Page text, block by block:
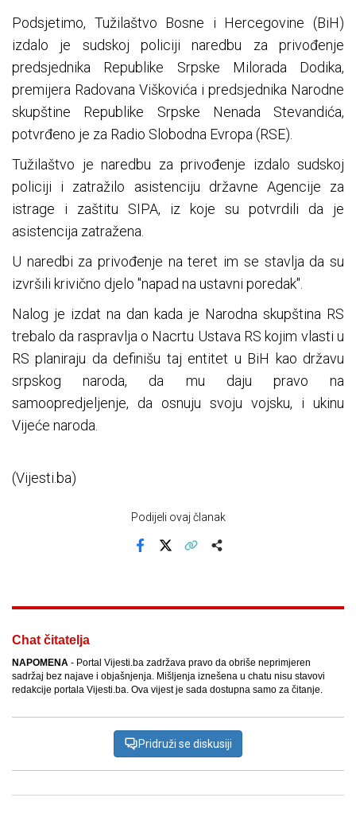
Podsjetimo, Tužilaštvo Bosne i Hercegovine (BiH)
izdalo je sudskoj policiji naredbu za privođenje
predsjednika Republike Srpske Milorada Dodika,
premijera Radovana Viškovića i predsjednika Narodne
skupštine Republike Srpske Nenada Stevandića,
potvrđeno je za Radio Slobodna Evropa (RSE).
Tužilaštvo je naredbu za privođenje izdalo sudskoj
policiji i zatražilo asistenciju državne Agencije za
istrage i zaštitu SIPA, iz koje su potvrdili da je
asistencija zatražena.
U naredbi za privođenje na teret im se stavlja da su
izvršili krivično djelo "napad na ustavni poredak".
Nalog je izdat na dan kada je Narodna skupština RS
trebalo da raspravlja o Nacrtu Ustava RS kojim vlasti u
RS planiraju da definišu taj entitet u BiH kao državu
srpskog naroda, da mu daju pravo na
samoopredjeljenje, da osnuju svoju vojsku, i ukinu
Vijeće naroda.
(Vijesti.ba)
Podijeli ovaj članak
Chat čitatelja
NAPOMENA - Portal Vijesti.ba zadržava pravo da obriše neprimjeren
sadržaj bez najave i objašnjenja. Mišljenja iznešena u chatu nisu stavovi
redakcije portala Vijesti.ba. Ova vijest je sada dostupna samo za čitanje.
Pridruži se diskusiji